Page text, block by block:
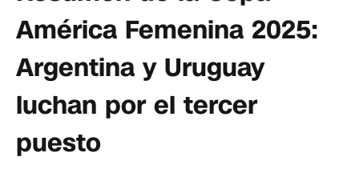
América Femenina 2025:
Argentina y Uruguay
luchan por el tercer
puesto